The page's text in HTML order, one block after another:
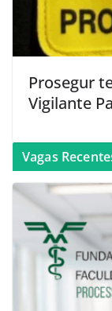
Prosegur
Vigilante
Vagas